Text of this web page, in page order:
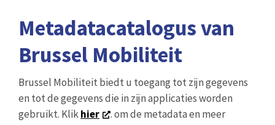
Metadatacatalogus van
Brussel Mobiliteit
Brussel Mobiliteit biedt u toegang tot zijn gegevens
en tot de gegevens die in zijn applicaties worden
gebruikt. Klikhier
. om de metadata en meer